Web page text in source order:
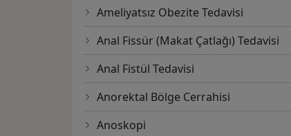
Ameliyatsız Obezite Tedavisi
Anal Fissür (Makat Çatlağı) Tedavisi
Anal Fistül Tedavisi
Anorektal Bölge Cerrahisi
Anoskopi